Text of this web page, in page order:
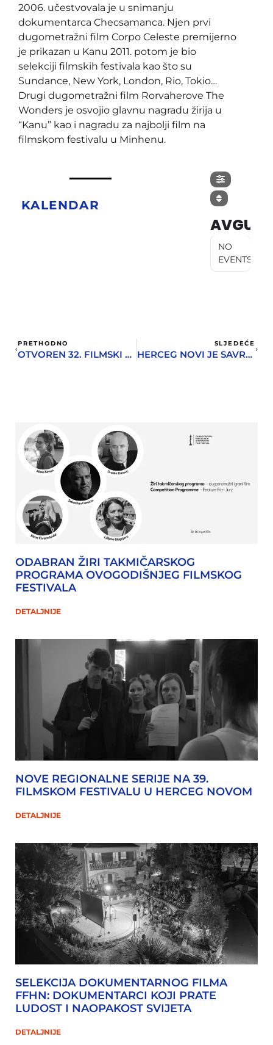
2006. učestvovala je u snimanju
dokumentarca Checsamanca. Njen prvi
dugometražni film Corpo Celeste premijerno
je prikazan u Kanu 2011. potom je bio
selekciji filmskih festivala kao što su
Sundance, New York, London, Rio, Tokio…
Drugi dugometražni film Rorvaherove The
Wonders je osvojio glavnu nagradu žirija u
“Kanu” kao i nagradu za najbolji film na
filmskom festivalu u Minhenu.
KALENDAR
AVGUST
NO
EVENTS
PRETHODNO
OTVOREN 32. FILMSKI FESTIVAL HERCEG NOVI
SLJEDEĆE
HERCEG NOVI JE SAVRŠEN BIOSKOP
ODABRAN ŽIRI TAKMIČARSKOG
PROGRAMA OVOGODIŠNJEG FILMSKOG
FESTIVALA
DETALJNIJE
NOVE REGIONALNE SERIJE NA 39.
FILMSKOM FESTIVALU U HERCEG NOVOM
DETALJNIJE
SELEKCIJA DOKUMENTARNOG FILMA
FFHN: DOKUMENTARCI KOJI PRATE
LUDOST I NAOPAKOST SVIJETA
DETALJNIJE